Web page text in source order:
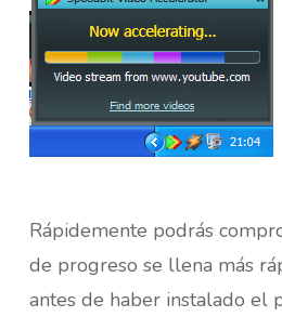
Rápidemente podrás
de progreso se llena más
antes de haber instalado el